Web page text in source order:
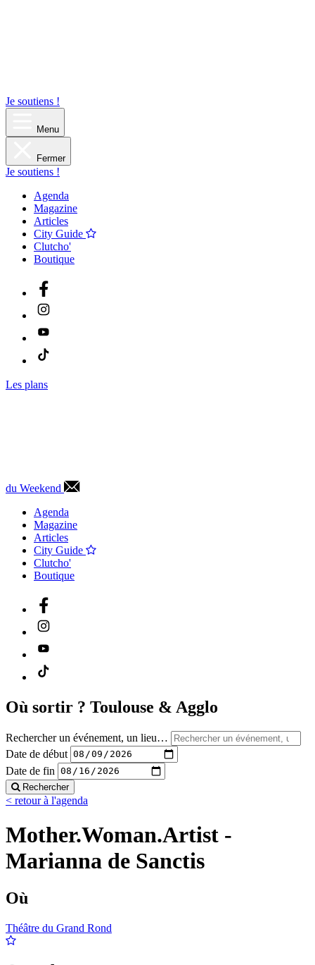
Je soutiens !
Menu
Fermer
Je soutiens !
Agenda
Magazine
Articles
City Guide
Clutcho'
Boutique
Les plans
du Weekend
Agenda
Magazine
Articles
City Guide
Clutcho'
Boutique
Où sortir ? Toulouse & Agglo
Rechercher un événement, un lieu…
Date de début
Date de fin
Rechercher
< retour à l'agenda
Mother.Woman.Artist -
Marianna de Sanctis
Où
Théâtre du Grand Rond